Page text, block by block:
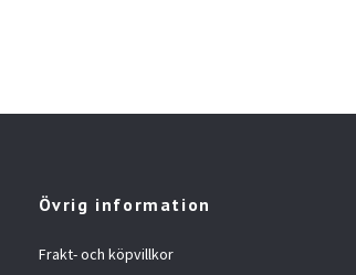
Övrig information
Frakt- och köpvillkor